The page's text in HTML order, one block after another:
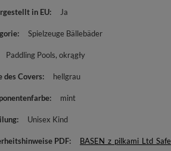
in EU Ja
Spielzeuge Bällebäder
Paddling Pools okrągły
des Covers hellgrau
mint
Unisex Kind
PDF